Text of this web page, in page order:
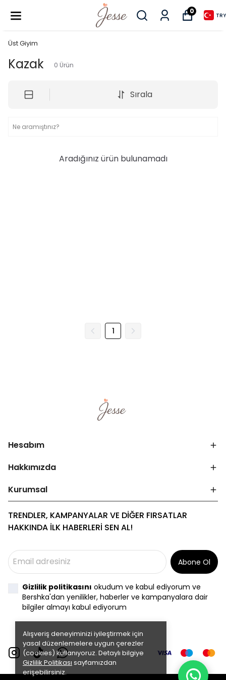
0
TRY
Alışveriş deneyiminizi iyileştirmek için
yasal düzenlemelere uygun çerezler
(cookies) kullanıyoruz. Detaylı bilgiye
Gizlilik Politikası sayfamızdan
erişebilirsiniz.
Üst Giyim
Kazak 0 Ürün
Sırala
Aradığınız ürün bulunamadı
1
Hesabım
Hakkımızda
Kurumsal
TRENDLER, KAMPANYALAR VE DİĞER FIRSATLAR
HAKKINDA İLK HABERLERİ SEN AL!
Abone Ol
Gizlilik politikasını okudum ve kabul ediyorum ve
Bershka'dan yenilikler, haberler ve kampanyalara dair
bilgiler almayı kabul ediyorum